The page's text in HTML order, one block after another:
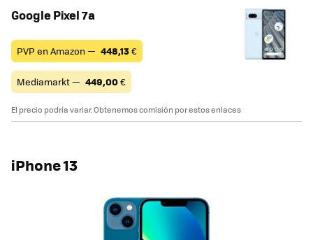
Google Pixel 7a
PVP en Amazon — 448,13€
Mediamarkt — 449,00€
El precio podría variar. Obtenemos comisión por estos enlaces
iPhone 13